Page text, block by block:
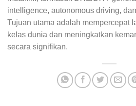
intelligence, autonomous driving,
Tujuan utama adalah mempercepat
kelas dunia dan meningkatkan
secara signifikan.